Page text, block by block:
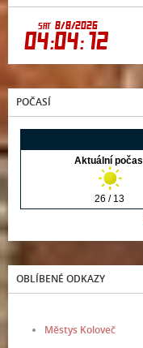
POČASÍ
OBLÍBENÉ ODKAZY
Městys Koloveč